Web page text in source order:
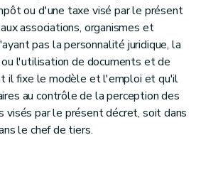
ou d'une taxe visé par le présent
associations, organismes et
pas la personnalité juridique, la
l'utilisation de documents et de
il fixe le modèle et l'emploi et qu'il
au contrôle de la perception des
par le présent décret, soit dans
le chef de tiers.